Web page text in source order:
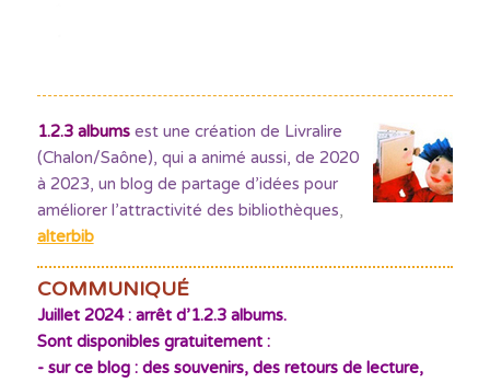
1.2.3 albumsest une création de Livralire
(Chalon/Saône), qui a animé aussi, de 2020
à 2023, un blog de partage d’idées pour
améliorer l’attractivité des bibliothèques,
alterbib
COMMUNIQUÉ
Juillet 2024 : arrêt d’1.2.3 albums.
Sont disponibles gratuitement :
- sur ce blog : des souvenirs, des retours de lecture,